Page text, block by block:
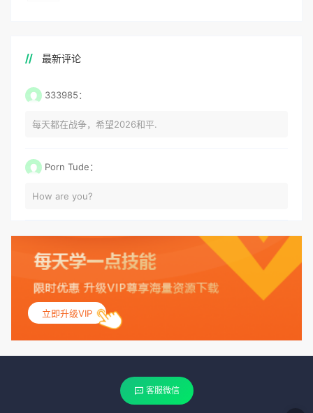
最新评论
333985：
每天都在战争，希望2026和平.
Porn Tude：
How are you?
立即升级VIP
客服微信